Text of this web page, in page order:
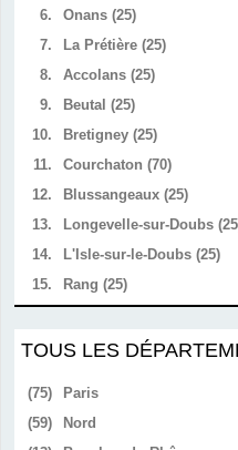
6.
Onans (25)
7.
La Prétière (25)
8.
Accolans (25)
9.
Beutal (25)
10.
Bretigney (25)
11.
Courchaton (70)
12.
Blussangeaux (25)
13.
Longevelle-sur-Doubs
14.
L'Isle-sur-le-Doubs (25)
15.
Rang (25)
TOUS LES
(75)
Paris
(59)
Nord